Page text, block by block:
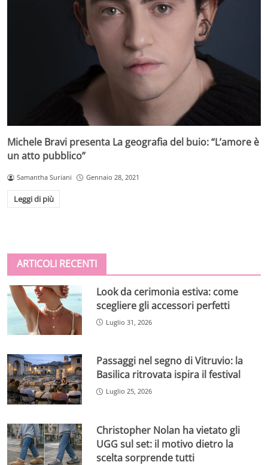
Michele Bravi presenta La geografia del buio: “L’amore è
un atto pubblico”
Samantha Suriani Gennaio 28, 2021
Leggi di più
ARTICOLI RECENTI
Look da cerimonia estiva: come
scegliere gli accessori perfetti
Luglio 31, 2026
Passaggi nel segno di Vitruvio: la
Basilica ritrovata ispira il festival
Luglio 25, 2026
Christopher Nolan ha vietato gli
UGG sul set: il motivo dietro la
scelta sorprende tutti